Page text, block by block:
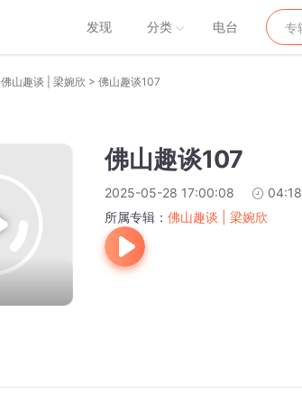
发现 分类 电台
佛山趣谈 | 梁婉欣 > 佛山趣谈107
佛山趣谈107
2025-05-28 17:00:08 04:18
所属专辑： 佛山趣谈 | 梁婉欣